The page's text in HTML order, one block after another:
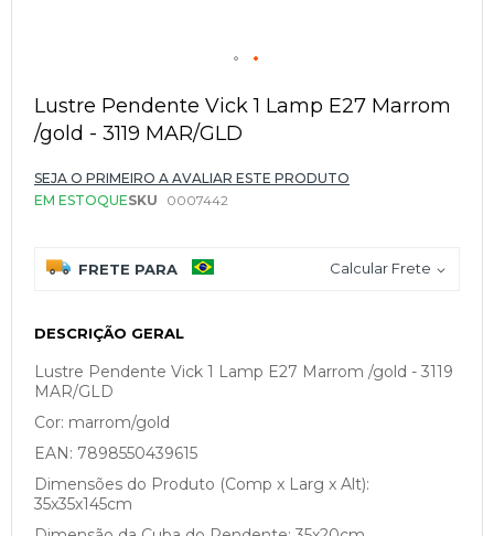
para
início
Galeria
de
Lustre Pendente Vick 1 Lamp E27 Marrom
/gold - 3119 MAR/GLD
SEJA O PRIMEIRO A AVALIAR ESTE PRODUTO
EM ESTOQUESKU 0007442
FRETE PARA Calcular Frete
DESCRIÇÃO GERAL
Lustre Pendente Vick 1 Lamp E27 Marrom /gold - 3119
MAR/GLD
Cor: marrom/gold
EAN: 7898550439615
Dimensões do Produto (Comp x Larg x Alt):
35x35x145cm